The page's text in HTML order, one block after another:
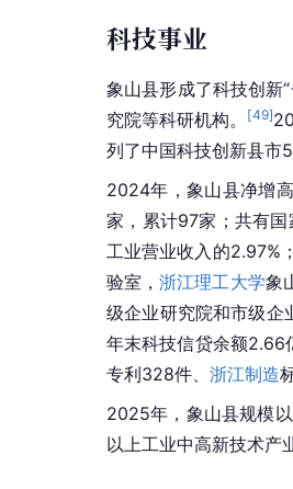
科技事业
象山县形成了科技创新
究院等科研机构。
[49]
列了中国科技创新县市
2024年，象山县净增
家，累计97家；共有
工业营业收入的2.97%
验室，浙江理工大学象
级企业研究院和市级企
年末科技信贷余额2.66
专利328件、 浙江制造
2025年，象山县规模
以上工业中高新技术产